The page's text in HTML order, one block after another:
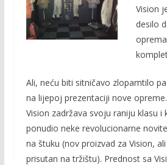
Vision
desilo
Ali, neću biti sitničavo zlopamtilo
na lijepoj prezentaciji nove
Vision zadržava svoju raniju klasu i
ponudio neke revolucionarne
na štuku (nov proizvad za Vision,
prisutan na tržištu). Prednost sa